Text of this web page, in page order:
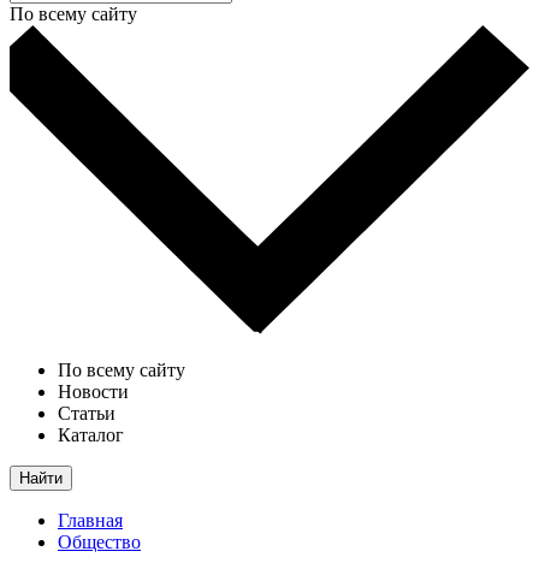
По всему сайту
По всему сайту
Новости
Статьи
Каталог
Найти
Главная
Общество